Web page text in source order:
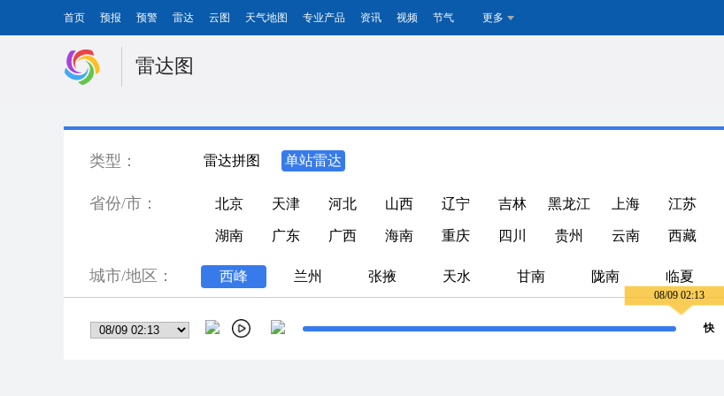
首页 预报 预警 雷达 云图 天气地图 专业产品 资讯 视频 节气 更多
雷达图
类型： 雷达拼图 单站雷达
省份/市： 北京 天津 河北 山西 辽宁 吉林 黑龙江 上海 江苏
湖南 广东 广西 海南 重庆 四川 贵州 云南 西藏
城市/地区： 西峰 兰州 张掖 天水 甘南 陇南 临夏
08/09 02:13